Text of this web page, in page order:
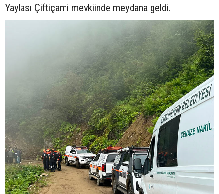
Yaylası Çiftiçami mevkiinde meydana geldi.